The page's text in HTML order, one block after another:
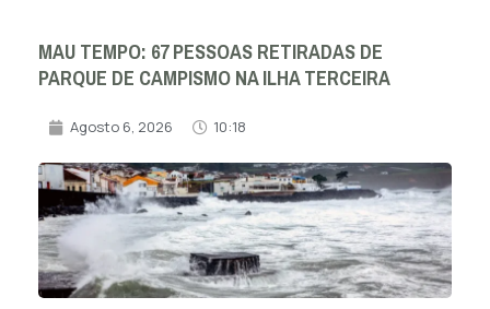
MAU TEMPO: 67 PESSOAS RETIRADAS DE
PARQUE DE CAMPISMO NA ILHA TERCEIRA
Agosto 6, 2026 10:18